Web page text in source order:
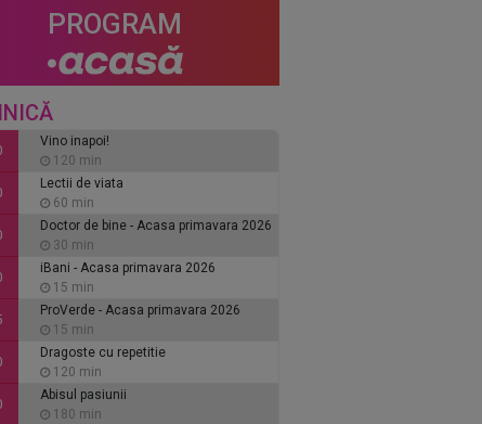
PROGRAM
Vino inapoi!
120 min
Lectii de viata
60 min
Doctor de bine - Acasa primavara 2026
30 min
iBani - Acasa primavara 2026
15 min
ProVerde - Acasa primavara 2026
15 min
Dragoste cu repetitie
120 min
Abisul pasiunii
180 min